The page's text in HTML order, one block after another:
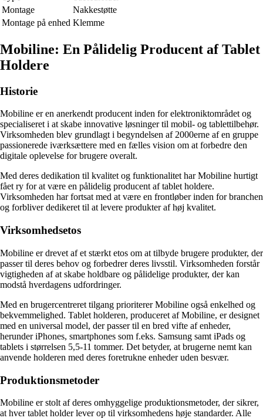
Montage
Nakkestøtte
Montage på enhed Klemme
Mobiline: En Pålidelig Producent af Tablet
Holdere
Historie
Mobiline er en anerkendt producent inden for elektroniktområdet og
specialiseret i at skabe innovative løsninger til mobil- og tablettilbehør.
Virksomheden blev grundlagt i begyndelsen af 2000erne af en gruppe
passionerede iværksættere med en fælles vision om at forbedre den
digitale oplevelse for brugere overalt.
Med deres dedikation til kvalitet og funktionalitet har Mobiline hurtigt
fået ry for at være en pålidelig producent af tablet holdere.
Virksomheden har fortsat med at være en frontløber inden for branchen
og forbliver dedikeret til at levere produkter af høj kvalitet.
Virksomhedsetos
Mobiline er drevet af et stærkt etos om at tilbyde brugere produkter, der
passer til deres behov og forbedrer deres livsstil. Virksomheden forstår
vigtigheden af at skabe holdbare og pålidelige produkter, der kan
modstå hverdagens udfordringer.
Med en brugercentreret tilgang prioriterer Mobiline også enkelhed og
bekvemmelighed. Tablet holderen, produceret af Mobiline, er designet
med en universal model, der passer til en bred vifte af enheder,
herunder iPhones, smartphones som f.eks. Samsung samt iPads og
tablets i størrelsen 5,5-11 tommer. Det betyder, at brugerne nemt kan
anvende holderen med deres foretrukne enheder uden besvær.
Produktionsmetoder
Mobiline er stolt af deres omhyggelige produktionsmetoder, der sikrer,
at hver tablet holder lever op til virksomhedens høje standarder. Alle